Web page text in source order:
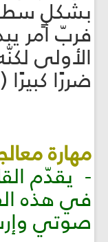
بشكلٍ
فربّ أمر
الأولى
ضررًا
مهارة معالجة
- يقدّم
في هذه
صوتي